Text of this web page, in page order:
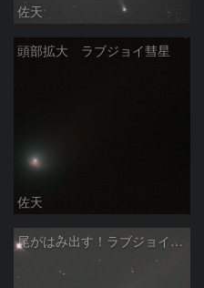
佐天
頭部拡大 ラブジョイ彗星
佐天
尾がはみ出す！ラブジョイ彗星